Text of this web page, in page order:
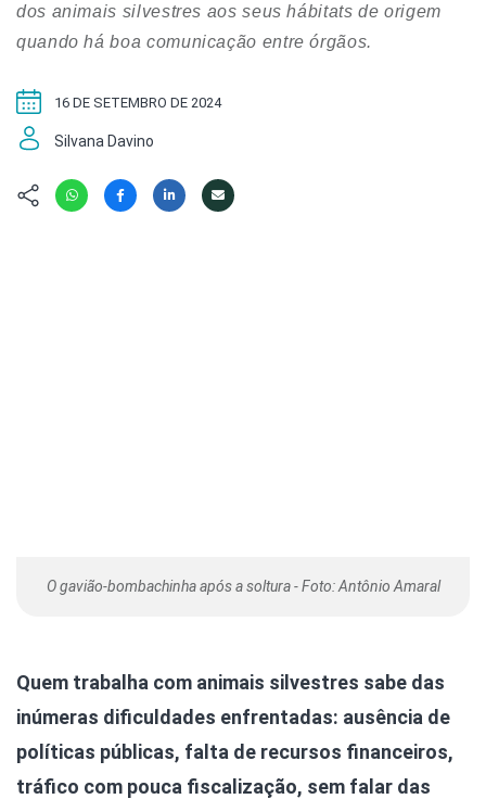
Kit
dos animais silvestres aos seus hábitats de origem
quando há boa comunicação entre órgãos.
Silvana Davino
16 DE SETEMBRO DE 2024
O gavião-bombachinha após a soltura - Foto: Antônio Amaral
Quem trabalha com animais silvestres sabe das
inúmeras dificuldades enfrentadas: ausência de
políticas públicas, falta de recursos financeiros,
tráfico com pouca fiscalização, sem falar das